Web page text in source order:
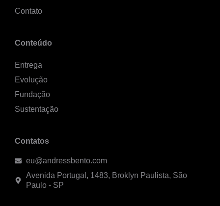
Contato
Conteúdo
Entrega
Evolução
Fundação
Sustentação
Contatos
eu@andressbento.com
Avenida Portugal, 1483, Broklyn Paulista, São
Paulo - SP